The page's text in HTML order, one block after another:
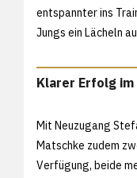
entspannter ins
Jungs ein Lächeln
Klarer Erfolg im
Mit Neuzugang
Matschke zudem
Verfügung, beide